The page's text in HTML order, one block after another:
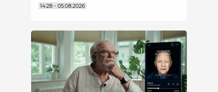
14:28 - 05.08.2026